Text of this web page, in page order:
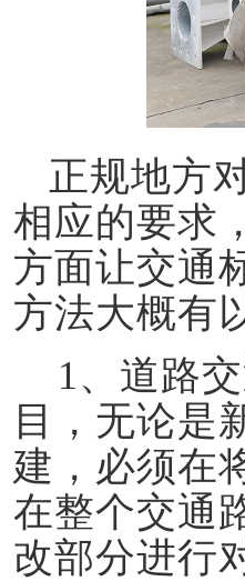
正规地方
相应的要求
方面让交通
方法大概有
1、道路
目，无论是
建，必须在
在整个交通
改部分进行